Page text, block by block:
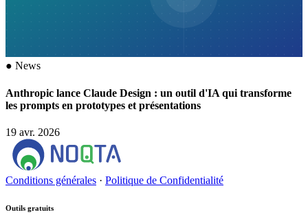
● News
Anthropic lance Claude Design : un outil d'IA qui transforme
les prompts en prototypes et présentations
19 avr. 2026
Conditions générales · Politique de Confidentialité
Outils gratuits